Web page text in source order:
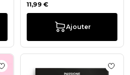
11,99 €
Ajouter
Ajouter à la liste de souhaits